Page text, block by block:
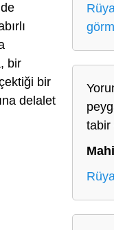
bir
bir
delalet
tabir